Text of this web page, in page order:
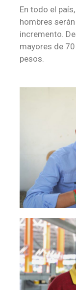
En todo el
hombres
incremento.
mayores de
pesos.